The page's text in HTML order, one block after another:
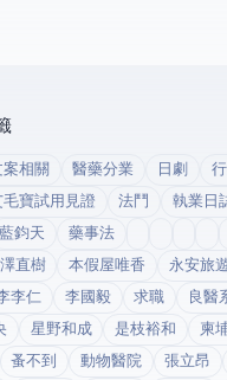
案相關 醫藥分業 日劇
毛寶試用見證 法鬥 執業日
藍鈞天 藥事法
直樹 本假屋唯香 永安旅
李仁 李國毅 求職 良醫
星野和成 是枝裕和 柬
蚤不到 動物醫院 張立昂